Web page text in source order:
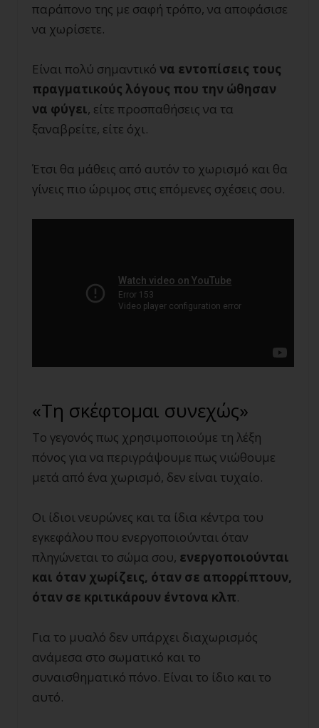
παράπονο της με σαφή τρόπο, να αποφάσισε
να χωρίσετε.
Είναι πολύ σημαντικό να εντοπίσεις τους
πραγματικούς λόγους που την ώθησαν
να φύγει, είτε προσπαθήσεις να τα
ξαναβρείτε, είτε όχι.
Έτσι θα μάθεις από αυτόν το χωρισμό και θα
γίνεις πιο ώριμος στις επόμενες σχέσεις σου.
«Τη σκέφτομαι συνεχώς»
Το γεγονός πως χρησιμοποιούμε τη λέξη
πόνος για να περιγράψουμε πως νιώθουμε
μετά από ένα χωρισμό, δεν είναι τυχαίο.
Οι ίδιοι νευρώνες και τα ίδια κέντρα του
εγκεφάλου που ενεργοποιούνται όταν
πληγώνεται το σώμα σου, ενεργοποιούνται
και όταν χωρίζεις, όταν σε απορρίπτουν,
όταν σε κριτικάρουν έντονα κλπ.
Για το μυαλό δεν υπάρχει διαχωρισμός
ανάμεσα στο σωματικό και το
συναισθηματικό πόνο. Είναι το ίδιο και το
αυτό.